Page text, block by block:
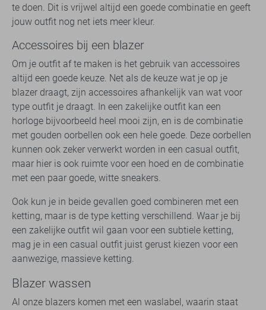
te doen. Dit is vrijwel altijd een goede combinatie en geeft
jouw outfit nog net iets meer kleur.
Accessoires bij een blazer
Om je outfit af te maken is het gebruik van accessoires
altijd een goede keuze. Net als de keuze wat je op je
blazer draagt, zijn accessoires afhankelijk van wat voor
type outfit je draagt. In een zakelijke outfit kan een
horloge bijvoorbeeld heel mooi zijn, en is de combinatie
met gouden oorbellen ook een hele goede. Deze oorbellen
kunnen ook zeker verwerkt worden in een casual outfit,
maar hier is ook ruimte voor een hoed en de combinatie
met een paar goede, witte sneakers.
Ook kun je in beide gevallen goed combineren met een
ketting, maar is de type ketting verschillend. Waar je bij
een zakelijke outfit wil gaan voor een subtiele ketting,
mag je in een casual outfit juist gerust kiezen voor een
aanwezige, massieve ketting.
Blazer wassen
Al onze blazers komen met een waslabel, waarin staat